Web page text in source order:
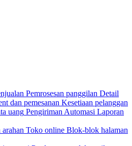
Pemrosesan panggilan Detail
dan pemesanan Kesetiaan pelanggan
uang Pengiriman Automasi Laporan
Toko online Blok-blok halaman